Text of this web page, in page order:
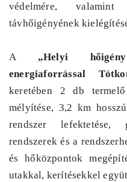
védelmére,
távhőigényének
A „Helyi
energiaforrással
keretében 2 db
mélyítése, 3,2 km
rendszer lefektetése,
rendszerek és a
és hőközpontok
utakkal, kerítésekkel